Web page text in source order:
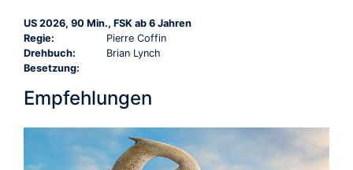
US 2026, 90 Min., FSK ab 6 Jahren
Regie:
Pierre Coffin
Drehbuch:
Brian Lynch
Besetzung:
Empfehlungen